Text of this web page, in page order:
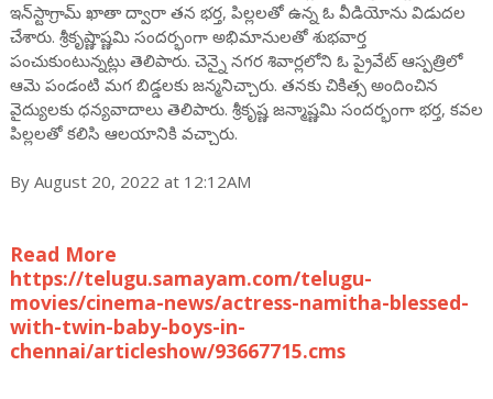
ఇన్‌స్టాగ్రామ్ ఖాతా ద్వారా తన భర్త, పిల్లలతో ఉన్న ఓ వీడియోను విడుదల
చేశారు. శ్రీకృష్ణాష్ణమి సందర్భంగా అభిమానులతో శుభవార్త
పంచుకుంటున్నట్లు తెలిపారు. చెన్నై నగర శివార్లలోని ఓ ప్రైవేట్ ఆస్పత్రిలో
ఆమె పండంటి మగ బిడ్డలకు జన్మనిచ్చారు. తనకు చికిత్స అందించిన
వైద్యులకు ధన్యవాదాలు తెలిపారు. శ్రీకృష్ణ జన్మాష్ణమి సందర్భంగా భర్త, కవల
పిల్లలతో కలిసి ఆలయానికి వచ్చారు.
By August 20, 2022 at 12:12AM
Read More
https://telugu.samayam.com/telugu-
movies/cinema-news/actress-namitha-blessed-
with-twin-baby-boys-in-
chennai/articleshow/93667715.cms